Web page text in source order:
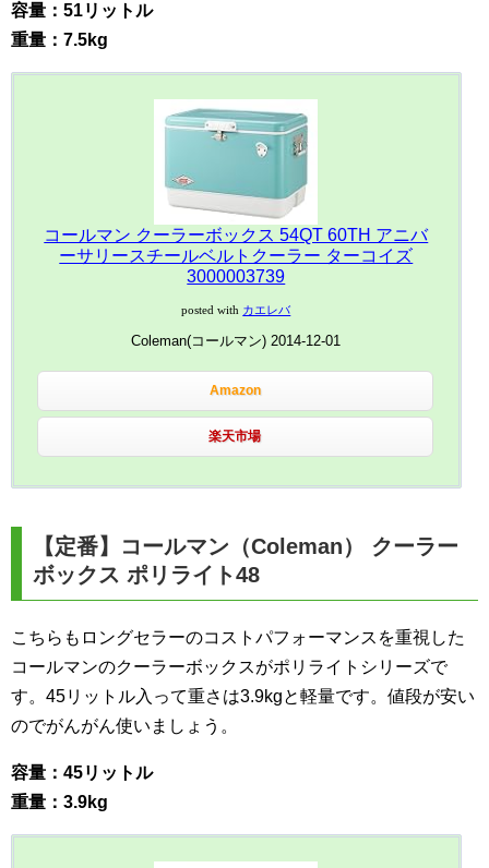
容量：51リットル
重量：7.5kg
コールマン クーラーボックス 54QT 60TH アニバ
ーサリースチールベルトクーラー ターコイズ
3000003739
posted with カエレバ
Coleman(コールマン) 2014-12-01
Amazon
楽天市場
【定番】コールマン（Coleman） クーラー
ボックス ポリライト48
こちらもロングセラーのコストパフォーマンスを重視した
コールマンのクーラーボックスがポリライトシリーズで
す。45リットル入って重さは3.9kgと軽量です。値段が安い
のでがんがん使いましょう。
容量：45リットル
重量：3.9kg